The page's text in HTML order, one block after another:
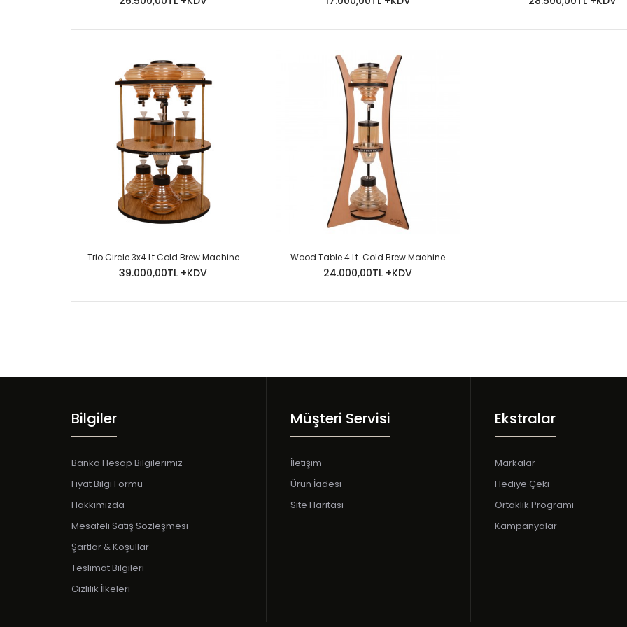
Iron Table 4 Lt. Cold Brew Machine
16.000,00TL
Iron Table Pro Mini 1,3 Lt. Cold Brew Machine
8.750,00TL
Trio Circle 3x4 Lt Cold Brew Machine
39.000,00TL +KDV
Wood Table 4 Lt. Cold Brew Machine
24.000,00TL +KDV
Bilgiler
Banka Hesap Bilgilerimiz
Fiyat Bilgi Formu
Hakkımızda
Mesafeli Satış Sözleşmesi
Şartlar & Koşullar
Teslimat Bilgileri
Gizlilik İlkeleri
Müşteri Servisi
İletişim
Ürün İadesi
Site Haritası
Ekstralar
Markalar
Hediye Çeki
Ortaklık Programı
Kampanyalar